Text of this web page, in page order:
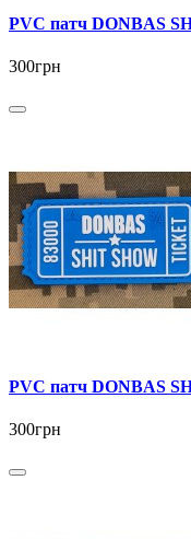
PVC патч DONBAS
300грн
PVC патч DONBAS
300грн